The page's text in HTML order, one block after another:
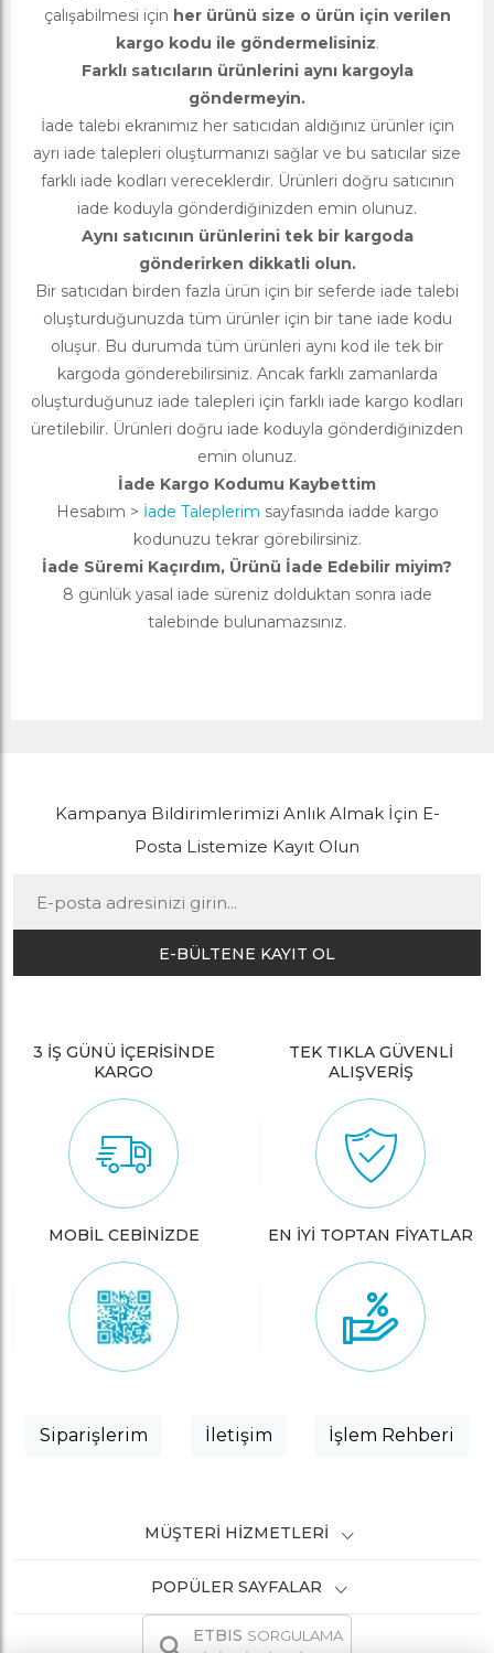
çalışabilmesi için her ürünü size o ürün için verilen
kargo kodu ile göndermelisiniz.
Farklı satıcıların ürünlerini aynı kargoyla
göndermeyin.
İade talebi ekranımız her satıcıdan aldığınız ürünler için
ayrı iade talepleri oluşturmanızı sağlar ve bu satıcılar size
farklı iade kodları vereceklerdir. Ürünleri doğru satıcının
iade koduyla gönderdiğinizden emin olunuz.
Aynı satıcının ürünlerini tek bir kargoda
gönderirken dikkatli olun.
Bir satıcıdan birden fazla ürün için bir seferde iade talebi
oluşturduğunuzda tüm ürünler için bir tane iade kodu
oluşur. Bu durumda tüm ürünleri aynı kod ile tek bir
kargoda gönderebilirsiniz. Ancak farklı zamanlarda
oluşturduğunuz iade talepleri için farklı iade kargo kodları
üretilebilir. Ürünleri doğru iade koduyla gönderdiğinizden
emin olunuz.
İade Kargo Kodumu Kaybettim
Hesabım > İade Taleplerim sayfasında iadde kargo
kodunuzu tekrar görebilirsiniz.
İade Süremi Kaçırdım, Ürünü İade Edebilir miyim?
8 günlük yasal iade süreniz dolduktan sonra iade
talebinde bulunamazsınız.
Kampanya Bildirimlerimizi Anlık Almak İçin E-
Posta Listemize Kayıt Olun
E-BÜLTENE KAYIT OL
3 İŞ GÜNÜ İÇERİSİNDE
KARGO
TEK TIKLA GÜVENLİ
ALIŞVERİŞ
MOBİL CEBİNİZDE EN İYİ TOPTAN FİYATLAR
Siparişlerim İletişim İşlem Rehberi
MÜŞTERI HIZMETLERI
POPÜLER SAYFALAR
ETBIS SORGULAMA